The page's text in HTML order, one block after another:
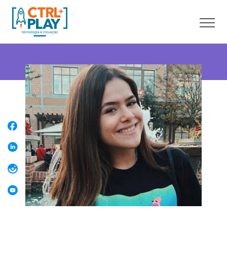
Cursos presenciais
Unidades
Franquia
Blog
Contato
Faça uma Aula Grátis